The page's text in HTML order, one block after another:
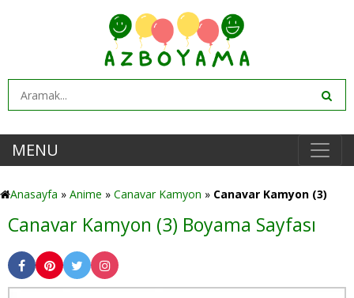
MENU
Anasayfa » Anime » Canavar Kamyon » Canavar Kamyon (3)
Canavar Kamyon (3) Boyama Sayfası